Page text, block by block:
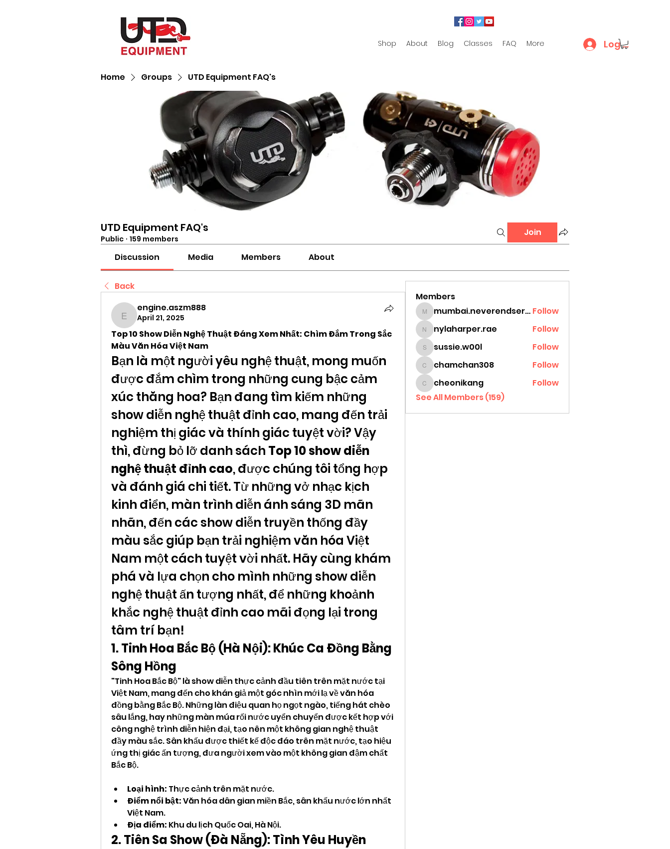
Shop About Blog Classes FAQ More Log In
Home Groups UTD Equipment FAQ's
UTD Equipment FAQ's
Public · 159 members
Join
Discussion Media Members About
Back
engine.aszm888
engine.aszm888
April 21, 2025
Top 10 Show Diễn Nghệ Thuật Đáng Xem Nhất: Chìm Đắm Trong Sắc
Màu Văn Hóa Việt Nam
Bạn là một người yêu nghệ thuật, mong muốn
được đắm chìm trong những cung bậc cảm
xúc thăng hoa? Bạn đang tìm kiếm những
show diễn nghệ thuật đỉnh cao, mang đến trải
nghiệm thị giác và thính giác tuyệt vời? Vậy
thì, đừng bỏ lỡ danh sách Top 10 show diễn
nghệ thuật đỉnh cao, được chúng tôi tổng hợp
và đánh giá chi tiết. Từ những vở nhạc kịch
kinh điển, màn trình diễn ánh sáng 3D mãn
nhãn, đến các show diễn truyền thống đầy
màu sắc giúp bạn trải nghiệm văn hóa Việt
Nam một cách tuyệt vời nhất. Hãy cùng khám
phá và lựa chọn cho mình những show diễn
nghệ thuật ấn tượng nhất, để những khoảnh
khắc nghệ thuật đỉnh cao mãi đọng lại trong
tâm trí bạn!
1. Tinh Hoa Bắc Bộ (Hà Nội): Khúc Ca Đồng Bằng
Sông Hồng
"Tinh Hoa Bắc Bộ" là show diễn thực cảnh đầu tiên trên mặt nước tại
Việt Nam, mang đến cho khán giả một góc nhìn mới lạ về văn hóa
đồng bằng Bắc Bộ. Những làn điệu quan họ ngọt ngào, tiếng hát chèo
sâu lắng, hay những màn múa rối nước uyển chuyển được kết hợp với
công nghệ trình diễn hiện đại, tạo nên một không gian nghệ thuật
đầy màu sắc. Sân khấu được thiết kế độc đáo trên mặt nước, tạo hiệu
ứng thị giác ấn tượng, đưa người xem vào một không gian đậm chất
Bắc Bộ.
Loại hình: Thực cảnh trên mặt nước.
Điểm nổi bật: Văn hóa dân gian miền Bắc, sân khấu nước lớn nhất
Việt Nam.
Địa điểm: Khu du lịch Quốc Oai, Hà Nội.
2. Tiên Sa Show (Đà Nẵng): Tình Yêu Huyền
Members
mumbai.neverendservices mumbai.neverendservices Follow
nylaharper.rae
nylaharper.rae Follow
sussie.w00l
sussie.w00l Follow
chamchan308
chamchan308 Follow
cheonikang
cheonikang
Follow
See All Members (159)